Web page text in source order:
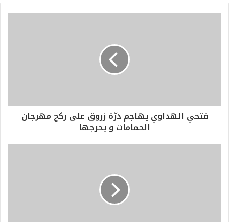
فتحي الهداوي يهاجم درّة زروق على ركح مهرجان
الحمامات و يحرجها